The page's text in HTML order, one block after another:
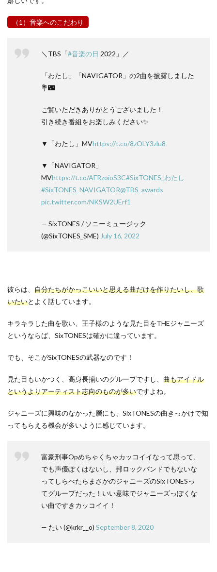
（1）音楽へのこだわり
＼TBS「#音楽の日 2022」／
「わたし」「NAVIGATOR」の2曲を披露しました
💐🌃
ご覧いただきありがとうございました！
引き続き番組をお楽しみください✨
▼「わたし」MVhttps://t.co/8zOLY3zlu8
▼「NAVIGATOR」
MVhttps://t.co/AFRzoioS3C#SixTONES_わたし
#SixTONES_NAVIGATOR@TBS_awards
pic.twitter.com/NKSW2UErf1
— SixTONES / ソニーミュージック
(@SixTONES_SME) July 16, 2022
彼らは、 自分たちがかっこいいと思える曲だけを作りたいし、歌
いたいとよく話しています。
キラキラした曲を歌い、王子様のような見た目をTHEジャニーズ
というならば、SixTONESは確かに違っています。
でも、そこがSixTONESの武器なのです！
見た目もいかつく、高身長揃いのグループですし、 曲もアイドル
というよりアーティスト志向のものが多いですよね。
ジャニーズに興味のなかった層にも、SixTONESの曲きっかけで知
ってもらえる機会が多いように感じています。
富豪刑事Opめちゃくちゃカッコイイなって思って、
でも声優ぽくはないし、邦ロックバンドでもないな
ってしらべたらまさかのジャニーズのSixTONESっ
てグループだった！いい意味でジャニーズっぽくな
い曲ですきカッコイイ！
— たい (@krkr__o) September 8, 2020